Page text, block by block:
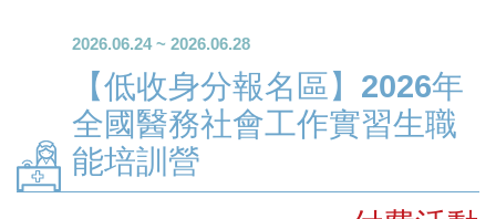
2026.06.24 ~ 2026.06.28
【低收身分報名區】2026年
全國醫務社會工作實習生職
能培訓營